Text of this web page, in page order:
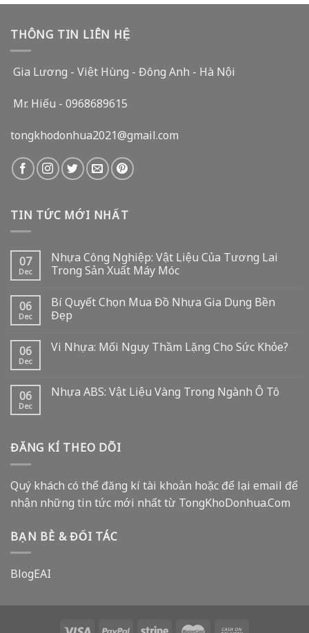
THÔNG TIN LIÊN HỆ
Gia Lương - Việt Hùng - Đông Anh - Hà Nội
Mr. Hiếu - 0968689615
tongkhodonhua2021@gmail.com
TIN TỨC MỚI NHẤT
07
Dec
Nhựa Công Nghiệp: Vật Liệu Của Tương Lai
Trong Sản Xuất Máy Móc
06
Dec
Bí Quyết Chọn Mua Đồ Nhựa Gia Dụng Bền
Đẹp
06
Dec
Vi Nhựa: Mối Nguy Thầm Lặng Cho Sức Khỏe?
06
Dec
Nhựa ABS: Vật Liệu Vàng Trong Ngành Ô Tô
ĐĂNG KÍ THEO DÕI
Quý khách có thể đăng kí tài khoản hoặc để lại email để
nhận những tin tức mới nhất từ TongKhoDonhua.Com
BẠN BÈ & ĐỐI TÁC
BlogEAI